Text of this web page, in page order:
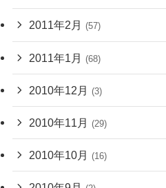
2011年2月 (57)
2011年1月 (68)
2010年12月 (3)
2010年11月 (29)
2010年10月 (16)